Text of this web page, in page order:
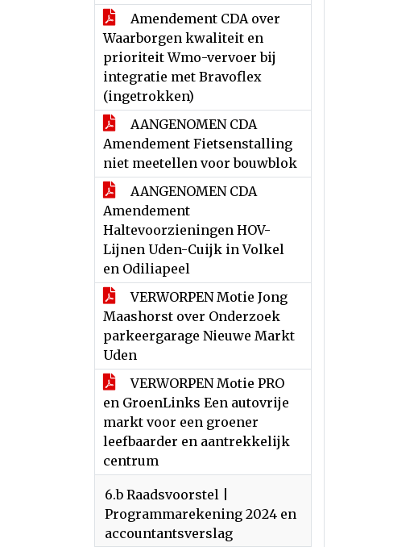
Amendement CDA over
Waarborgen kwaliteit en
prioriteit Wmo-vervoer bij
integratie met Bravoflex
(ingetrokken)
AANGENOMEN CDA
Amendement Fietsenstalling
niet meetellen voor bouwblok
AANGENOMEN CDA
Amendement
Haltevoorzieningen HOV-
Lijnen Uden-Cuijk in Volkel
en Odiliapeel
VERWORPEN Motie Jong
Maashorst over Onderzoek
parkeergarage Nieuwe Markt
Uden
VERWORPEN Motie PRO
en GroenLinks Een autovrije
markt voor een groener
leefbaarder en aantrekkelijk
centrum
6.b Raadsvoorstel |
Programmarekening 2024 en
accountantsverslag